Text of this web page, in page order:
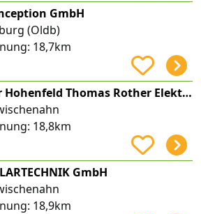
GmbH
(Oldb)
18,7km
Volker Hohenfeld Thomas Rother Elektro H & R
18,8km
GmbH
18,9km